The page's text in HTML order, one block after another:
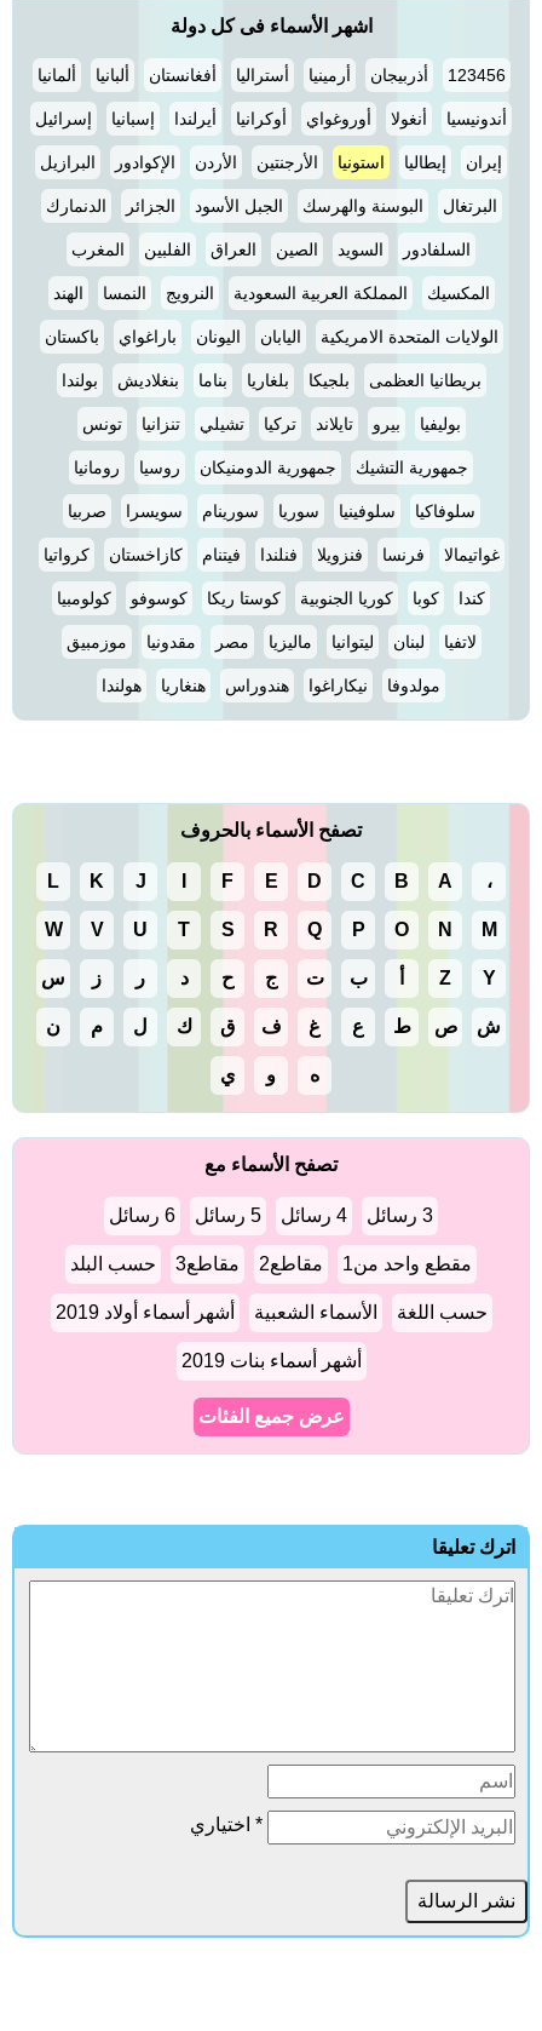
اشهر الأسماء فى كل دولة
123456 أذربيجان أرمينيا أستراليا أفغانستان ألبانيا ألمانيا
أندونيسيا أنغولا أوروغواي أوكرانيا أيرلندا إسبانيا إسرائيل
إيران إيطاليا استونيا الأرجنتين الأردن الإكوادور البرازيل
البرتغال البوسنة والهرسك الجبل الأسود الجزائر الدنمارك
السلفادور السويد الصين العراق الفلبين المغرب
المكسيك المملكة العربية السعودية النرويج النمسا الهند
الولايات المتحدة الامريكية اليابان اليونان باراغواي باكستان
بريطانيا العظمى بلجيكا بلغاريا بناما بنغلاديش بولندا
بوليفيا بيرو تايلاند تركيا تشيلي تنزانيا تونس
جمهورية التشيك جمهورية الدومنيكان روسيا رومانيا
سلوفاكيا سلوفينيا سوريا سورينام سويسرا صربيا
غواتيمالا فرنسا فنزويلا فنلندا فيتنام كازاخستان كرواتيا
كندا كوبا كوريا الجنوبية كوستا ريكا كوسوفو كولومبيا
لاتفيا لبنان ليتوانيا ماليزيا مصر مقدونيا موزمبيق
مولدوفا نيكاراغوا هندوراس هنغاريا هولندا
تصفح الأسماء بالحروف
، A
B
C
D
E
F
J
K
L
M
N
O
P
Q
R
S
T
U
V
W
Y
Z ب ت ج ح د ر ز س
ش ص ط ع غ ف ق ك ل م ن
ه و ي
تصفح الأسماء مع
3 رسائل 4 رسائل 5 رسائل 6 رسائل
مقطع واحد من1 مقاطع2 مقاطع3 حسب البلد
حسب اللغة الأسماء الشعبية أشهر أسماء أولاد 2019
أشهر أسماء بنات 2019
عرض جميع الفئات
اترك تعليقا
* اختياري